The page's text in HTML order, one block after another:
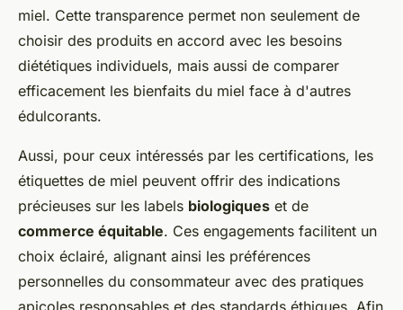
miel. Cette transparence permet non seulement de
choisir des produits en accord avec les besoins
diététiques individuels, mais aussi de comparer
efficacement les bienfaits du miel face à d'autres
édulcorants.
Aussi, pour ceux intéressés par les certifications, les
étiquettes de miel peuvent offrir des indications
précieuses sur les labels biologiques et de
commerce équitable. Ces engagements facilitent un
choix éclairé, alignant ainsi les préférences
personnelles du consommateur avec des pratiques
apicoles responsables et des standards éthiques. Afin